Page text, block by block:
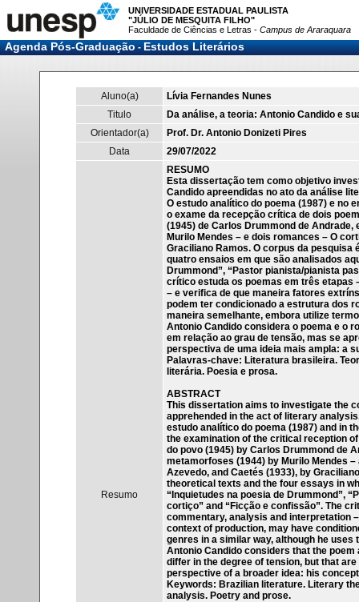
UNIVERSIDADE ESTADUAL PAULISTA
"JÚLIO DE MESQUITA FILHO"
Faculdade de Ciências e Letras - Campus de Araraquara
Agenda Pós-Graduação-Estudos Literários
Aluno(a)
Lívia Fernandes Nunes
Titulo
Da análise, a teoria: Antonio Candido e
Orientador(a)
Prof. Dr. Antonio Donizeti Pires
Data
29/07/2022
Resumo
RESUMO
Esta dissertação tem como objetivo
Candido apreendidas no ato da análise
O estudo analítico do poema (1987) e no
o exame da recepção crítica de dois
(1945) de Carlos Drummond de
Murilo Mendes – e dois romances – O
Graciliano Ramos. O corpus da
quatro ensaios em que são analisados
Drummond”, “Pastor pianista/pianista
crítico estuda os poemas em três etapas
– e verifica de que maneira fatores
podem ter condicionado a estrutura dos
maneira semelhante, embora utilize
Antonio Candido considera o poema e o
em relação ao grau de tensão, mas se
perspectiva de uma ideia mais ampla: a
Palavras-chave: Literatura brasileira.
literária. Poesia e prosa.
ABSTRACT
This dissertation aims to investigate the
apprehended in the act of literary
estudo analítico do poema (1987) and in
the examination of the critical reception
do povo (1945) by Carlos Drummond de
metamorfoses (1944) by Murilo Mendes
Azevedo, and Caetés (1933), by
theoretical texts and the four essays in
“Inquietudes na poesia de Drummond”,
cortiço” and “Ficção e confissão”. The
commentary, analysis and interpretation
context of production, may have
genres in a similar way, although he
Antonio Candido considers that the
differ in the degree of tension, but that
perspective of a broader idea: his
Keywords: Brazilian literature. Literary
analysis. Poetry and prose.